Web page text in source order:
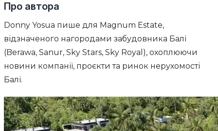
Про автора
Donny Yosua пише для Magnum Estate,
відзначеного нагородами забудовника Балі
(Berawa, Sanur, Sky Stars, Sky Royal), охоплюючи
новини компанії, проєкти та ринок нерухомості
Балі.